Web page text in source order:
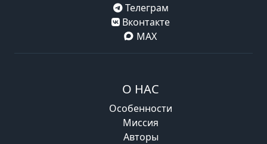
Телеграм
Вконтакте
MAX
О НАС
Особенности
Миссия
Авторы